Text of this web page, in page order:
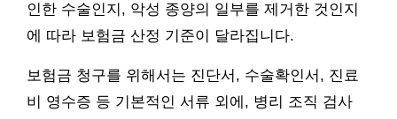
인한 수술인지, 악성 종양의 일부를 제거한 것인지
에 따라 보험금 산정 기준이 달라집니다.
보험금 청구를 위해서는 진단서, 수술확인서, 진료
비 영수증 등 기본적인 서류 외에, 병리 조직 검사